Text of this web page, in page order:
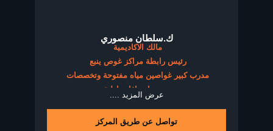
ك.سلطان منصوري
مالك الاكاديمية
رئيس رابطة مراكز غوص ينبع
مدرب كبير غواصين مياه مفتوحة وتخصصات
مدرب اسعافات اولية
غواص منذ 1991
عرض المزيد ....
تواصل عن طريق المركز